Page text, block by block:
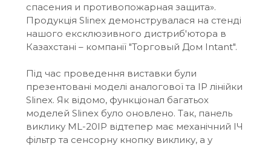
спасения и противопожарная защита».
Продукція Slinex демонструвалася на стенді
нашого ексклюзивного дистриб'ютора в
Казахстані – компанії "Торговый Дом Intant".
Під час проведення виставки були
презентовані моделі аналогової та IP лінійки
Slinex. Як відомо, функціонал багатьох
моделей Slinex було оновлено. Так, панель
виклику ML-20IP відтепер має механічний ІЧ
фільтр та сенсорну кнопку виклику, а у